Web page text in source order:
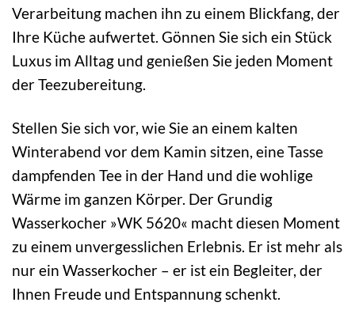
Verarbeitung machen ihn zu einem Blickfang, der
Ihre Küche aufwertet. Gönnen Sie sich ein Stück
Luxus im Alltag und genießen Sie jeden Moment
der Teezubereitung.
Stellen Sie sich vor, wie Sie an einem kalten
Winterabend vor dem Kamin sitzen, eine Tasse
dampfenden Tee in der Hand und die wohlige
Wärme im ganzen Körper. Der Grundig
Wasserkocher »WK 5620« macht diesen Moment
zu einem unvergesslichen Erlebnis. Er ist mehr als
nur ein Wasserkocher – er ist ein Begleiter, der
Ihnen Freude und Entspannung schenkt.